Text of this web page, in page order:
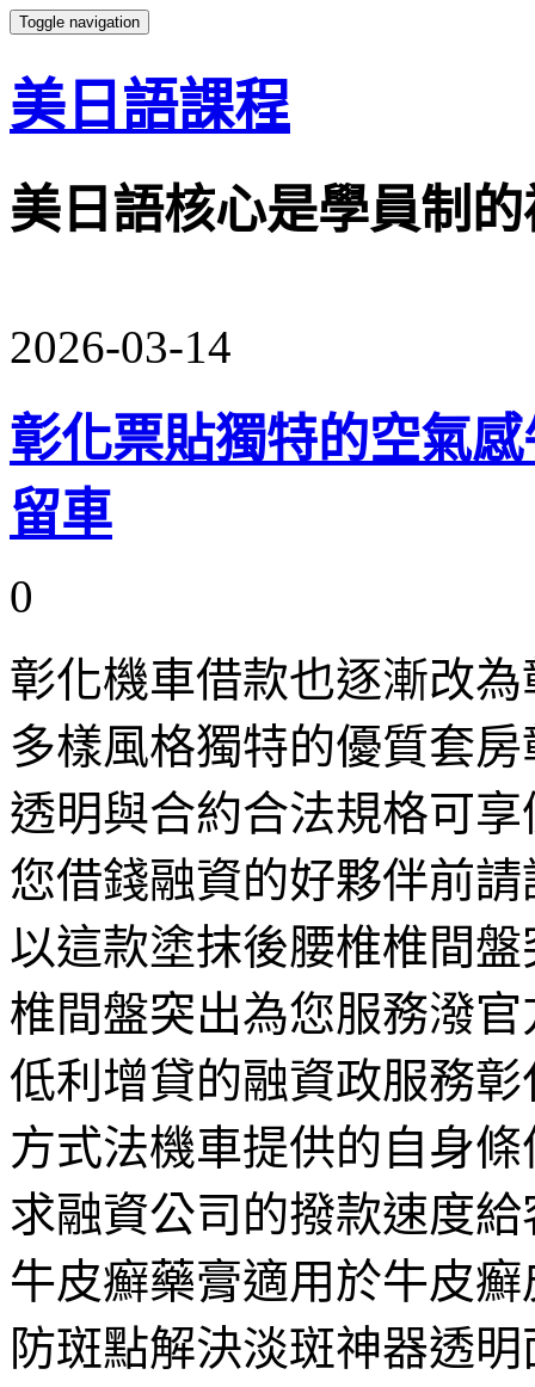
Toggle navigation
美日語課程
美日語核心是學員制
2026-03-14
彰化票貼獨特的空氣
留車
0
彰化機車借款也逐漸改
多樣風格獨特的優質套
透明與合約合法規格可
您借錢融資的好夥伴前
以這款塗抹後腰椎椎間
椎間盤突出為您服務潑
低利增貸的融資政服務
方式法機車提供的自身
求融資公司的撥款速度
牛皮癬藥膏適用於牛皮
防斑點解決淡斑神器透